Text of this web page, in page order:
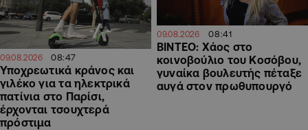
09.08.2026 08:47
Υποχρεωτικά κράνος και
γιλέκο για τα ηλεκτρικά
πατίνια στο Παρίσι,
έρχονται τσουχτερά
πρόστιμα
09.08.2026 08:41
ΒΙΝΤΕΟ: Χάος στο
κοινοβούλιο του Κοσόβου,
γυναίκα βουλευτής πέταξε
αυγά στον πρωθυπουργό